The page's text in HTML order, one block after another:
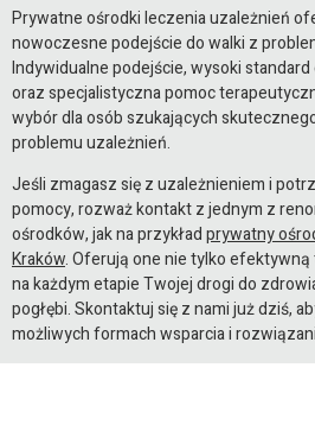
Prywatne ośrodki leczenia uzależnień
nowoczesne podejście do walki z
Indywidualne podejście, wysoki
oraz specjalistyczna pomoc
wybór dla osób szukających
problemu uzależnień.
Jeśli zmagasz się z uzależnieniem i
pomocy, rozważ kontakt z jednym z
ośrodków, jak na przykładprywatny
Kraków. Oferują one nie tylko efektywną
na każdym etapie Twojej drogi do
pogłębi. Skontaktuj się z nami już dziś,
możliwych formach wsparcia i